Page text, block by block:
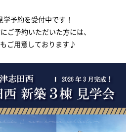
学予約を受付中です！
ご予約いただいた方には、
ご用意しております♪